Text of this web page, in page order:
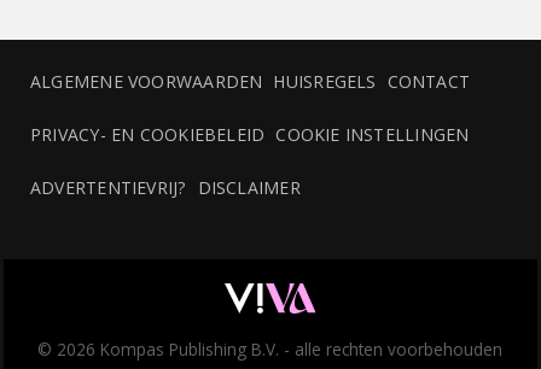
ALGEMENE VOORWAARDEN HUISREGELS CONTACT
PRIVACY- EN COOKIEBELEID COOKIE INSTELLINGEN
ADVERTENTIEVRIJ? DISCLAIMER
© 2026 Kompas Publishing B.V. - alle rechten voorbehouden